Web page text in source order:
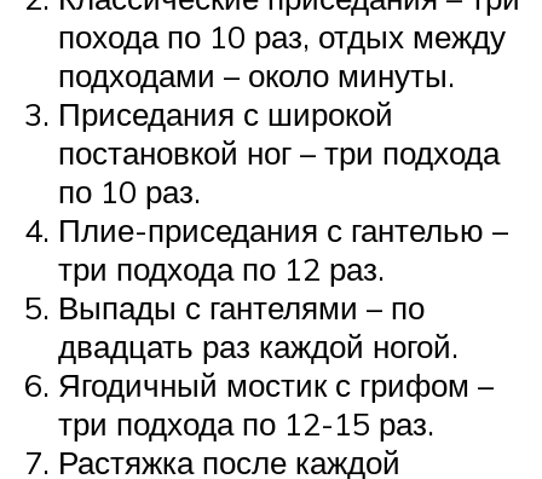
похода по 10 раз, отдых между
подходами – около минуты.
Приседания с широкой
постановкой ног – три подхода
по 10 раз.
Плие-приседания с гантелью –
три подхода по 12 раз.
Выпады с гантелями – по
двадцать раз каждой ногой.
Ягодичный мостик с грифом –
три подхода по 12-15 раз.
Растяжка после каждой